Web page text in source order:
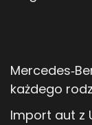
każdego
Import aut z